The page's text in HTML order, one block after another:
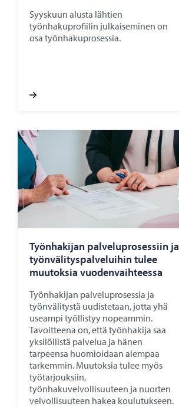
Syyskuun alusta lähtien
työnhakuprofiilin julkaiseminen on
osa työnhakuprosessia.
Työn­ha­ki­jan pal­ve­lu­pro­ses­siin ja
työn­vä­li­tys­pal­ve­lui­hin tulee
muu­tok­sia vuo­den­vaih­tees­sa
Työnhakijan palveluprosessia ja
työnvälitystä uudistetaan, jotta yhä
useampi työllistyy nopeammin.
Tavoitteena on, että työnhakija saa
yksilöllistä palvelua ja hänen
tarpeensa huomioidaan aiempaa
tarkemmin. Muutoksia tulee myös
työtarjouksiin,
työnhakuvelvollisuuteen ja nuorten
velvollisuuteen hakea koulutukseen.